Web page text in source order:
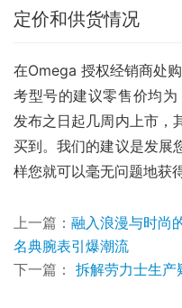
定价和供货情况
在Omega 授权经销商处
考型号的建议零售价均
发布之日起几周内上市，
买到。我们的建议是发展
样您就可以毫无问题地获
上一篇： 融入浪漫与时尚
名典腕表引爆潮流
下一篇： 拆解劳力士生产